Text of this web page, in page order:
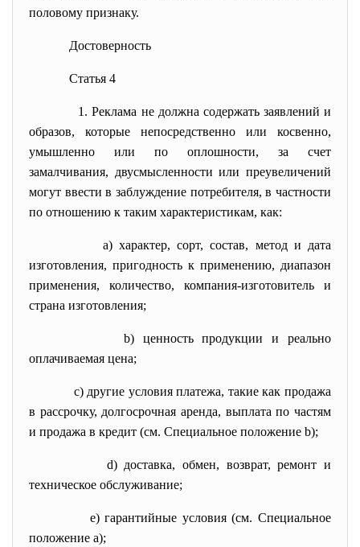
половому признаку.
Достоверность
Статья 4
1. Реклама не должна содержать заявлений и
образов, которые непосредственно или косвенно,
умышленно или по оплошности, за счет
замалчивания, двусмысленности или преувеличений
могут ввести в заблуждение потребителя, в частности
по отношению к таким характеристикам, как:
а) характер, сорт, состав, метод и дата
изготовления, пригодность к применению, диапазон
применения, количество, компания-изготовитель и
страна изготовления;
b) ценность продукции и реально
оплачиваемая цена;
с) другие условия платежа, такие как продажа
в рассрочку, долгосрочная аренда, выплата по частям
и продажа в кредит (см. Специальное положение b);
d) доставка, обмен, возврат, ремонт и
техническое обслуживание;
е) гарантийные условия (см. Специальное
положение а);